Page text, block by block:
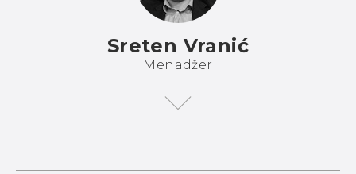
Sreten Vranić
Menadžer